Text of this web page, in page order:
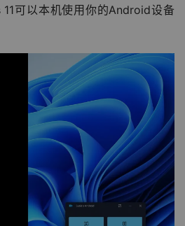
可以本机使用你的Android设备